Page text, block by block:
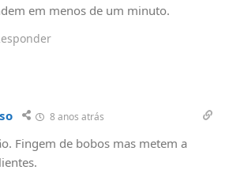
em menos de um minuto.
8 anos atrás
Fingem de bobos mas metem a